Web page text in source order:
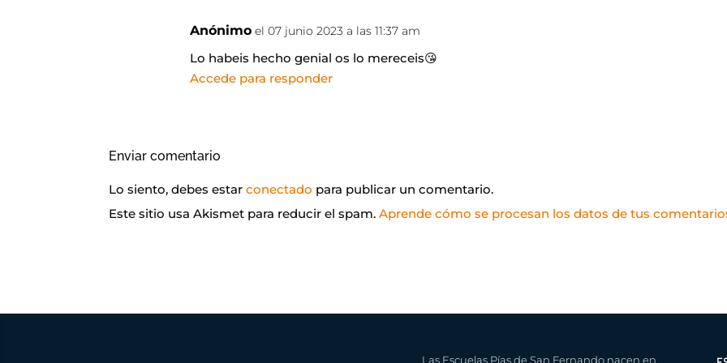
Anónimo el 07 junio 2023 a las 11:37 am
Lo habeis hecho genial os lo mereceis😘
Accede para responder
Enviar comentario
Lo siento, debes estarconectado para publicar un comentario.
Este sitio usa Akismet para reducir el spam.Aprende cómo se procesan los datos de tus
Las Escuelas Pías de San Fernando nacen en